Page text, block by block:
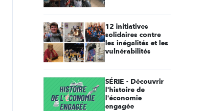
12 initiatives
solidaires contre
les inégalités et les
vulnérabilités
SÉRIE - Découvrir
l'histoire de
l'économie
engagée